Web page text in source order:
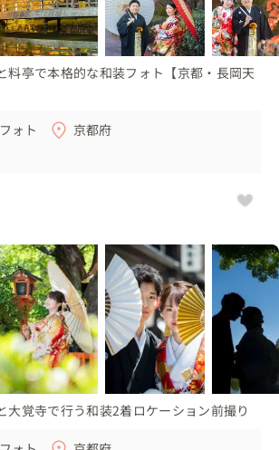
料亭で本格的な和装フォト【京都・長岡天
ォト
京都府
大覚寺で行う和装2着ロケーション前撮り